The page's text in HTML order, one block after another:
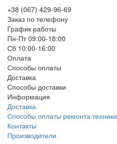
+38 (067) 429-96-69
Заказ по телефону
График работы
Пн-Пт 09:00-18:00
Сб 10:00-16:00
Оплата
Способы оплаты
Доставка
Способы доставки
Информация
Доставка
Способы оплаты ремонта техники
Контакты
Производители